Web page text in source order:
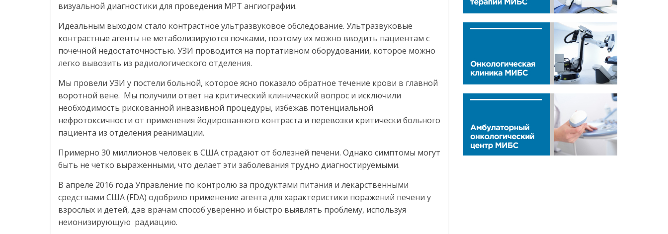
визуальной диагностики для проведения МРТ ангиографии.
Идеальным выходом стало контрастное ультразвуковое обследование. Ультразвуковые
контрастные агенты не метаболизируются почками, поэтому их можно вводить пациентам с
почечной недостаточностью. УЗИ проводится на портативном оборудовании, которое можно
легко вывозить из радиологического отделения.
Мы провели УЗИ у постели больной, которое ясно показало обратное течение крови в главной
воротной вене. Мы получили ответ на критический клинический вопрос и исключили
необходимость рискованной инвазивной процедуры, избежав потенциальной
нефротоксичности от применения йодированного контраста и перевозки критически больного
пациента из отделения реанимации.
Примерно 30 миллионов человек в США страдают от болезней печени. Однако симптомы могут
быть не четко выраженными, что делает эти заболевания трудно диагностируемыми.
В апреле 2016 года Управление по контролю за продуктами питания и лекарственными
средствами США (FDA) одобрило применение агента для характеристики поражений печени у
взрослых и детей, дав врачам способ уверенно и быстро выявлять проблему, используя
неионизирующую радиацию.